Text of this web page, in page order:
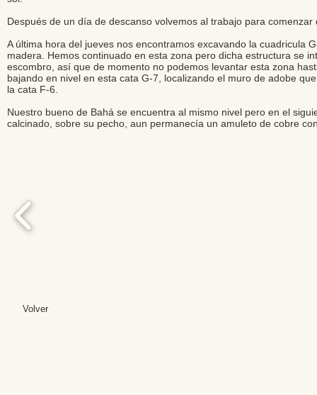
Después de un día de descanso volvemos al trabajo para
A última hora del jueves nos encontramos excavando la cuadricula
madera. Hemos continuado en esta zona pero dicha estructura se
escombro, así que de momento no podemos levantar esta zona
bajando en nivel en esta cata G-7, localizando el muro de adobe
la cata F-6.
Nuestro bueno de Bahá se encuentra al mismo nivel pero en el
calcinado, sobre su pecho, aun permanecía un amuleto de cobre
Volver